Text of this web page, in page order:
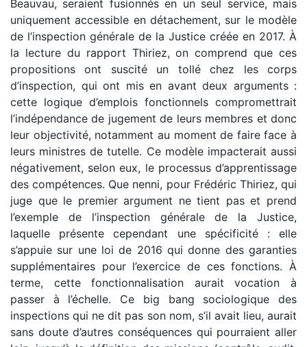
Beauvau, seraient fusionnés en un seul service, mais
uniquement accessible en détachement, sur le modèle
de l’inspection générale de la Justice créée en 2017. À
la lecture du rapport Thiriez, on comprend que ces
propositions ont suscité un tollé chez les corps
d’inspection, qui ont mis en avant deux arguments :
cette logique d’emplois fonctionnels compromettrait
l’indépendance de jugement de leurs membres et donc
leur objectivité, notamment au moment de faire face à
leurs ministres de tutelle. Ce modèle impacterait aussi
négativement, selon eux, le processus d’apprentissage
des compétences. Que nenni, pour Frédéric Thiriez, qui
juge que le premier argument ne tient pas et prend
l’exemple de l’inspection générale de la Justice,
laquelle présente cependant une spécificité : elle
s’appuie sur une loi de 2016 qui donne des garanties
supplémentaires pour l’exercice de ces fonctions. À
terme, cette fonctionnalisation aurait vocation à
passer à l’échelle. Ce big bang sociologique des
inspections qui ne dit pas son nom, s’il avait lieu, aurait
sans doute d’autres conséquences qui pourraient aller